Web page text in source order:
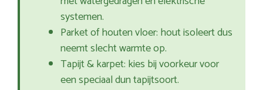
systemen.
Parket of houten vloer: hout isoleert dus
neemt slecht warmte op.
Tapijt & karpet: kies bij voorkeur voor
een speciaal dun tapijtsoort.